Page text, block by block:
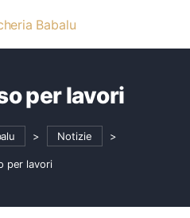
per lavori
> Notizie >
per lavori